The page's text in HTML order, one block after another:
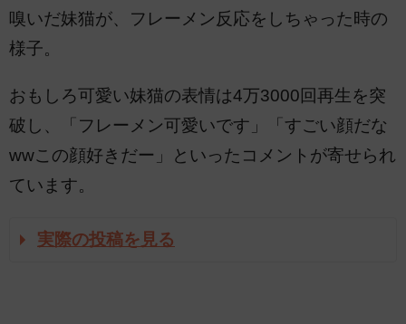
嗅いだ妹猫が、フレーメン反応をしちゃった時の
様子。
おもしろ可愛い妹猫の表情は4万3000回再生を突
破し、「フレーメン可愛いです」「すごい顔だな
wwこの顔好きだー」といったコメントが寄せられ
ています。
実際の投稿を見る